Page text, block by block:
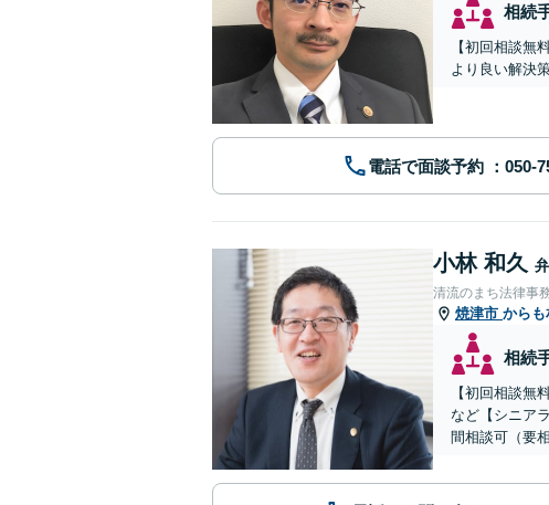
相続
【初回相談無
より良い解決
電話で面談予約
小林 和久
清流のまち法律事
焼津市 からも
相続
【初回相談無
など【シニア
間相談可（要相